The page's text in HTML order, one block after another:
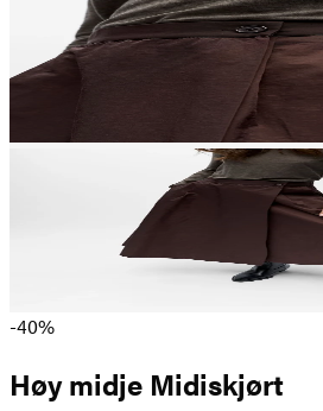
-40%
Høy midje Midiskjørt